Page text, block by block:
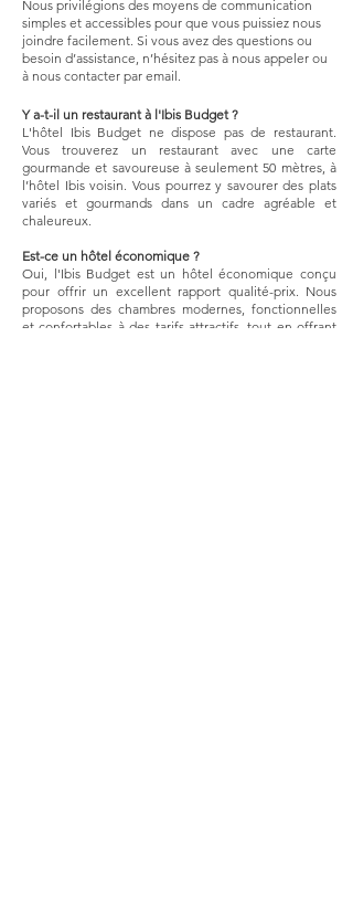
Nous privilégions des moyens de communication
simples et accessibles pour que vous puissiez nous
joindre facilement. Si vous avez des questions ou
besoin d’assistance, n’hésitez pas à nous appeler ou
à nous contacter par email.
Y a-t-il un restaurant à l'Ibis Budget ?
L'hôtel Ibis Budget ne dispose pas de restaurant.
Vous trouverez un restaurant avec une carte
gourmande et savoureuse à seulement 50 mètres, à
l’hôtel Ibis voisin. Vous pourrez y savourer des plats
variés et gourmands dans un cadre agréable et
chaleureux.
Est-ce un hôtel économique ?
Oui, l'Ibis Budget est un hôtel économique conçu
pour offrir un excellent rapport qualité-prix. Nous
proposons des chambres modernes, fonctionnelles
et confortables à des tarifs attractifs, tout en offrant